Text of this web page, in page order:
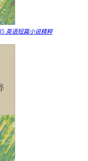
英语短篇小说精粹